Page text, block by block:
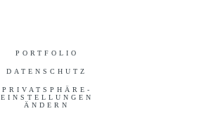
PORTFOLIO
DATENSCHUTZ
PRIVATSPHÄRE-
EINSTELLUNGEN
ÄNDERN